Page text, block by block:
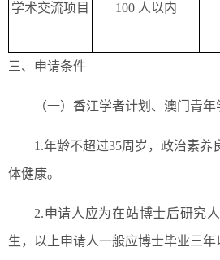
学术交流项目 100 人以内
三、申请条件
（一）香江学者计划、澳门青年
1.年龄不超过35周岁，政治素养
体健康。
2.申请人应为在站博士后研究
生，以上申请人一般应博士毕业三年